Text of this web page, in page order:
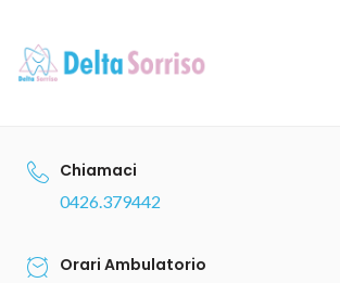
content
Chiamaci
0426.379442
Orari Ambulatorio